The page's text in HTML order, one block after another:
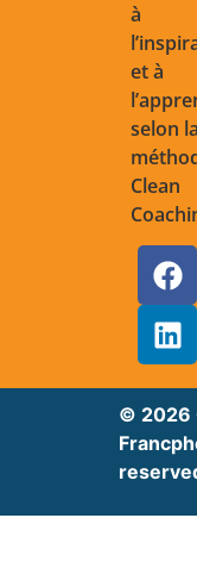
à
et à
selon la
Clean
© 2026